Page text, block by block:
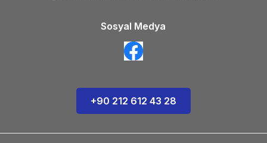
Sosyal Medya
+90 212 612 43 28